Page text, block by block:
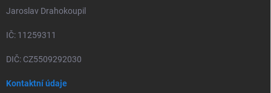
Jaroslav Drahokoupil
IČ: 11259311
DIČ: CZ5509292030
Kontaktní údaje